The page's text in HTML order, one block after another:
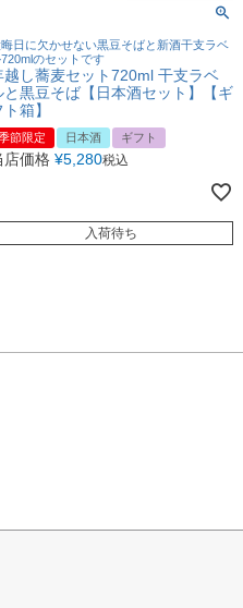
日に欠かせない黒豆そばと新酒干支ラベ
720mlのセットです
越し蕎麦セット720ml 干支ラベ
と黒豆そば【日本酒セット】【ギ
ト箱】
節限定 日本酒 ギフト
店価格 ¥5,280税込
入荷待ち